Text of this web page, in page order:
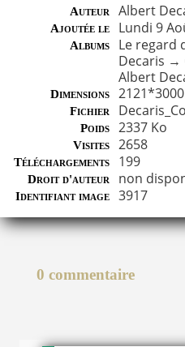
Auteur Albert
Ajoutée le Lundi 9
Albums Le regard
Decaris →
Albert
Dimensions 2121*3000
Fichier
Poids 2337 Ko
Visites 2658
Téléchargements 199
Droit d'auteur non
Identifiant image 3917
0 commentaire